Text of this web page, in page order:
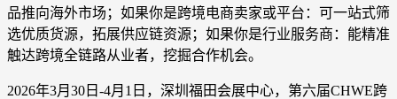
品推向海外市场；如果你是跨境电商卖家或平台：可一站式筛
选优质货源，拓展供应链资源；如果你是行业服务商：能精准
触达跨境全链路从业者，挖掘合作机会。
2026年3月30日-4月1日，深圳福田会展中心，第六届CHWE跨